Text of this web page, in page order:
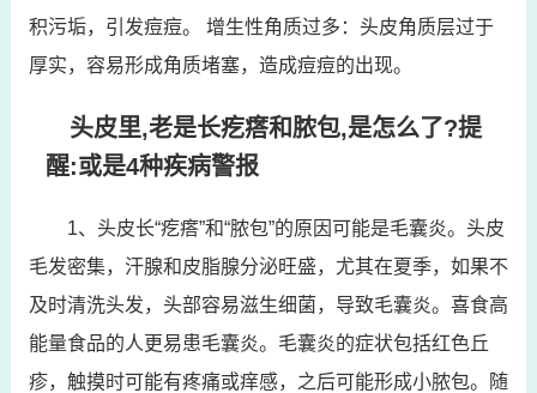
积污垢，引发痘痘。 增生性角质过多：头皮角质层过于
厚实，容易形成角质堵塞，造成痘痘的出现。
头皮里,老是长疙瘩和脓包,是怎么了?提
醒:或是4种疾病警报
1、头皮长“疙瘩”和“脓包”的原因可能是毛囊炎。头皮
毛发密集，汗腺和皮脂腺分泌旺盛，尤其在夏季，如果不
及时清洗头发，头部容易滋生细菌，导致毛囊炎。喜食高
能量食品的人更易患毛囊炎。毛囊炎的症状包括红色丘
疹，触摸时可能有疼痛或痒感，之后可能形成小脓包。随